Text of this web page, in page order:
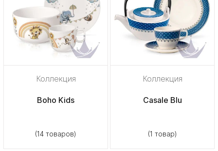
Коллекция
Boho Kids
(14 товаров)
Коллекция
Casale Blu
(1 товар)